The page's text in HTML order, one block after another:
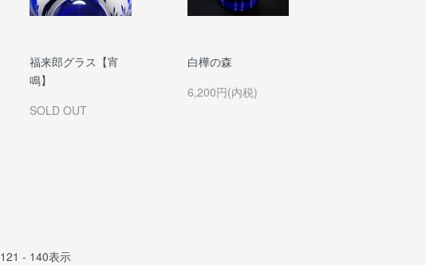
福来郎グラス【宵
鳴】
SOLD OUT
白樺の森
6,200円(内税)
121 - 140表示